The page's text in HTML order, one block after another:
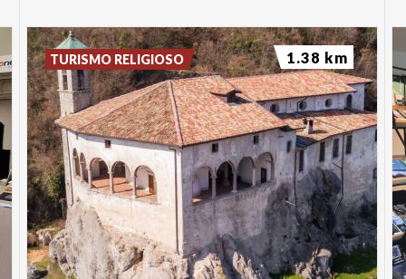
TURISMO RELIGIOSO 1.38 km